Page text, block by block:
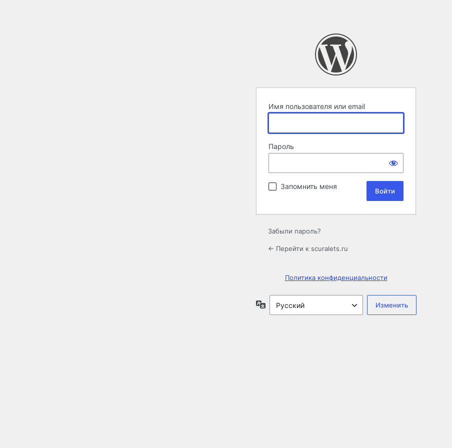
Имя пользователя или email
Пароль
Запомнить меня
Забыли пароль?
← Перейти к scuralets.ru
Политика конфиденциальности
Язык